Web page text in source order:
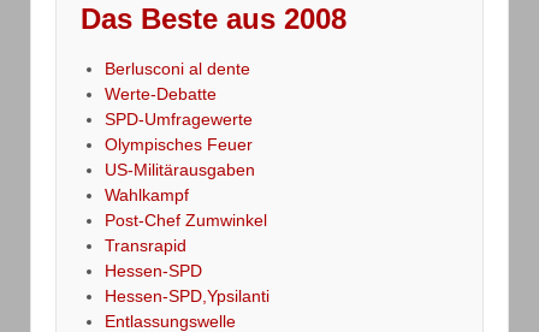
Das Beste aus 2008
Berlusconi al dente
Werte-Debatte
SPD-Umfragewerte
Olympisches Feuer
US-Militärausgaben
Wahlkampf
Post-Chef Zumwinkel
Transrapid
Hessen-SPD
Hessen-SPD,Ypsilanti
Entlassungswelle